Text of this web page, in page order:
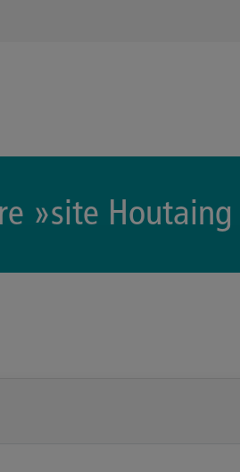
»site Houtaing